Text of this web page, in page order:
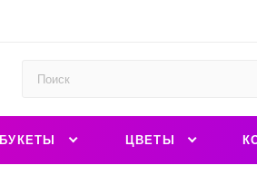
БУКЕТЫ ЦВЕТЫ